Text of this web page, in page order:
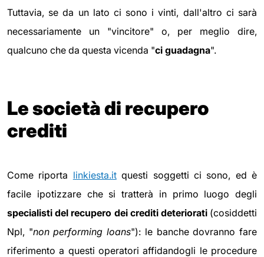
Tuttavia, se da un lato ci sono i vinti, dall'altro ci sarà
necessariamente un "vincitore" o, per meglio dire,
qualcuno che da questa vicenda "ci guadagna".
Le società di recupero
crediti
Come riporta linkiesta.itquesti soggetti ci sono, ed è
facile ipotizzare che si tratterà in primo luogo degli
specialisti del recupero dei crediti deteriorati (cosiddetti
Npl, "non performing loans"): le banche dovranno fare
riferimento a questi operatori affidandogli le procedure